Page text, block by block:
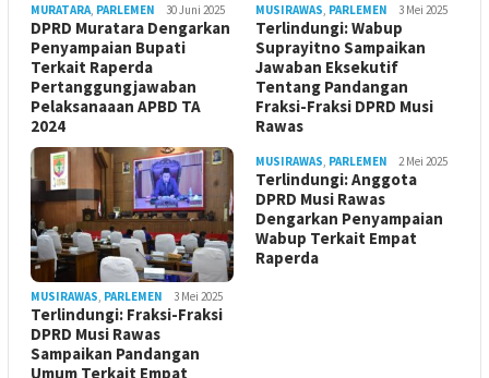
MURATARA, PARLEMEN 30 Juni 2025
DPRD Muratara Dengarkan
Penyampaian Bupati
Terkait Raperda
Pertanggungjawaban
Pelaksanaaan APBD TA
2024
MUSIRAWAS, PARLEMEN 3 Mei 2025
Terlindungi: Wabup
Suprayitno Sampaikan
Jawaban Eksekutif
Tentang Pandangan
Fraksi-Fraksi DPRD Musi
Rawas
MUSIRAWAS, PARLEMEN 3 Mei 2025
Terlindungi: Fraksi-Fraksi
DPRD Musi Rawas
Sampaikan Pandangan
Umum Terkait Empat
MUSIRAWAS, PARLEMEN 2 Mei 2025
Terlindungi: Anggota
DPRD Musi Rawas
Dengarkan Penyampaian
Wabup Terkait Empat
Raperda